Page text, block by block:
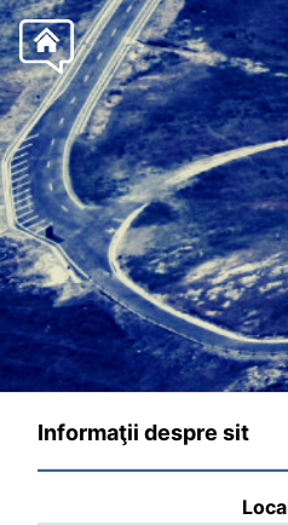
Informaţii despre sit